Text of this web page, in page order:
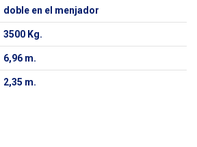
doble en el menjador
3500 Kg.
6,96 m.
2,35 m.